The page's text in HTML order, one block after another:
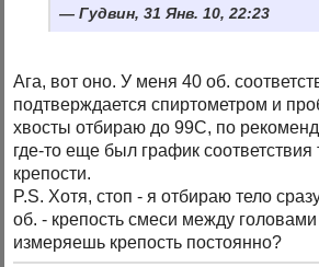
Гудвин, 31 Янв. 10, 22:23
Ага, вот оно. У меня 40 об.
подтверждается спиртометром и
хвосты отбираю до 99С, по
где-то еще был график
крепости.
P.S. Хотя, стоп - я отбираю тело
об. - крепость смеси между
измеряешь крепость постоянно?